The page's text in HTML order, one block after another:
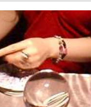
せりざわあやめ)先生】
館【占いのルーナ なんば店】
れん)先生】